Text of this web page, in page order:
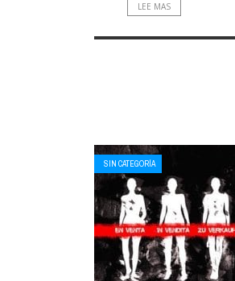
LEE MAS
SIN CATEGORÍA